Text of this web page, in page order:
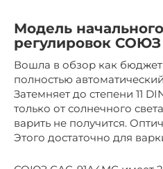
Модель
регулировок
Вошла в обзор как
полностью
Затемняет до степени 11
только от солнечного
варить не получится.
Этого достаточно для